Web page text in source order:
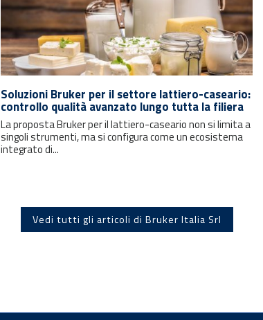
Soluzioni Bruker per il settore lattiero-caseario:
controllo qualità avanzato lungo tutta la filiera
La proposta Bruker per il lattiero-caseario non si limita a
singoli strumenti, ma si configura come un ecosistema
integrato di...
Vedi tutti gli articoli di Bruker Italia Srl